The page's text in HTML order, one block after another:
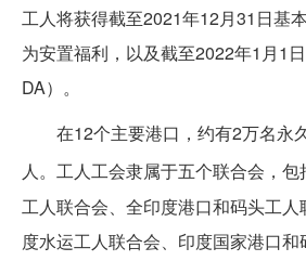
工人将获得截至2021年12月31日基
为安置福利，以及截至2022年1月1
DA）。
在12个主要港口，约有2万名永
人。工人工会隶属于五个联合会，包
工人联合会、全印度港口和码头工
度水运工人联合会、印度国家港口和